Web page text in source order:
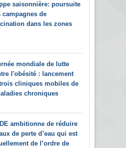
saisonnière: poursuite
campagnes de
dans les zones
mondiale de lutte
l'obésité : lancement
cliniques mobiles de
chroniques
ambitionne de réduire
de perte d’eau qui est
de l’ordre de